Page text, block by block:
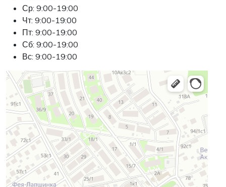
Ср: 9:00-19:00
Чт: 9:00-19:00
Пт: 9:00-19:00
Сб: 9:00-19:00
Вс: 9:00-19:00